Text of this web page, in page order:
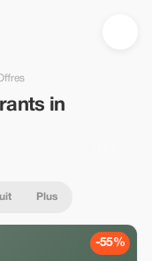
India — Tourist
in
Plus
-55%